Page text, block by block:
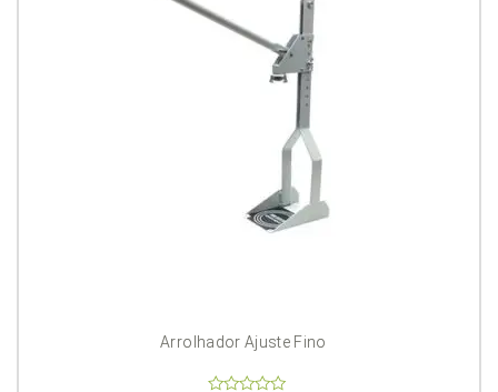
Arrolhador Ajuste Fino